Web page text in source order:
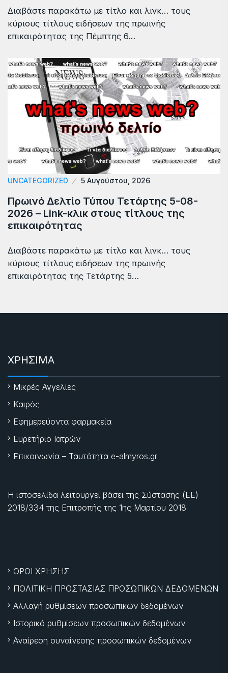
Διαβάστε παρακάτω με τίτλο και λινκ… τους
κύριους τίτλους ειδήσεων της πρωινής
επικαιρότητας της Πέμπτης 6…
UNCATEGORIZED 5 Αυγούστου, 2026
Πρωινό Δελτίο Τύπου Τετάρτης 5-08-
2026 – Link-κλικ στους τίτλους της
επικαιρότητας
Διαβάστε παρακάτω με τίτλο και λινκ… τους
κύριους τίτλους ειδήσεων της πρωινής
επικαιρότητας της Τετάρτης 5…
ΧΡΗΣΙΜΑ
Μικρές Αγγελίες
Καιρός
Εφημερεύοντα φαρμακεία
Ευρετήριο Ιατρών
Επικοινωνία – Ταυτότητα e-almyros.gr
Η ιστοσελίδα λειτουργεί βάσει της Σύστασης (ΕΕ)
2018/334 της Επιτροπής της 1ης Μαρτίου 2018
ΟΡΟΙ ΧΡΗΣΗΣ
ΠΟΛΙΤΙΚΗ ΠΡΟΣΤΑΣΙΑΣ ΠΡΟΣΩΠΙΚΩΝ ΔΕΔΟΜΕΝΩΝ
Αλλαγή ρυθμίσεων προσωπικών δεδομένων
Ιστορικό ρυθμίσεων προσωπικών δεδομένων
Αναίρεση συναίνεσης προσωπικών δεδομένων